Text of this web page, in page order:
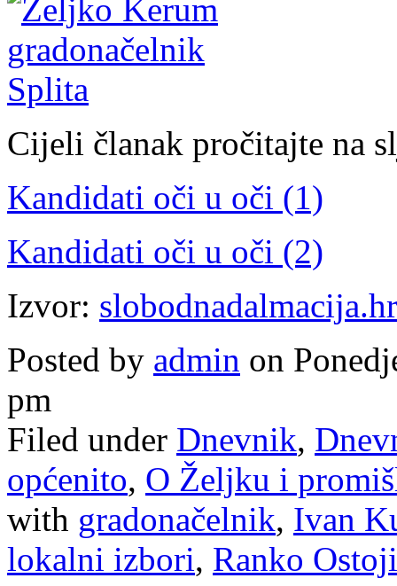
Cijeli članak pročitajte na
Kandidati oči u oči (1)
Kandidati oči u oči (2)
Izvor: slobodnadalmacija.hr
Posted by admin on
pm
Filed under Dnevnik,
općenito, O Željku i
with gradonačelnik, Ivan
lokalni izbori, Ranko